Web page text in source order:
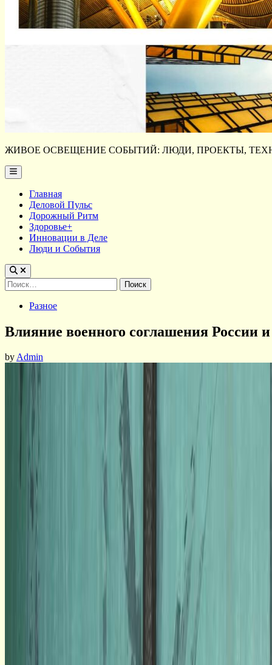
ЖИВОЕ ОСВЕЩЕНИЕ СОБЫТИЙ: ЛЮДИ, ПРОЕКТЫ,
Main
Menu
Главная
Деловой Пульс
Дорожный Ритм
Здоровье+
Инновации в Деле
Люди и События
Найти:
PostedРазное
Влияние военного соглашения
byAdmin